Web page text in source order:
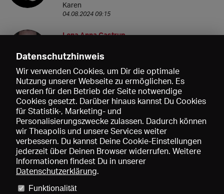
Karen
04.08.2024 09:15
Lena Anna Castrup
ist genau das, was ich mir gerade erträumt
habe ;)
Liebe Grüße aus derzeit Hamburg,
Lena
03.08.2024 08:36
Datenschutzhinweis
Wir verwenden Cookies, um Dir die optimale
Nutzung unserer Webseite zu ermöglichen. Es
werden für den Betrieb der Seite notwendige
Cookies gesetzt. Darüber hinaus kannst Du Cookies
für Statistik-, Marketing- und
Personalisierungszwecke zulassen. Dadurch können
wir Theapolis und unsere Services weiter
verbessern. Du kannst Deine Cookie-Einstellungen
jederzeit über Deinen Browser widerrufen. Weitere
Informationen findest Du in unserer
Datenschutzerklärung.
Funktionalität